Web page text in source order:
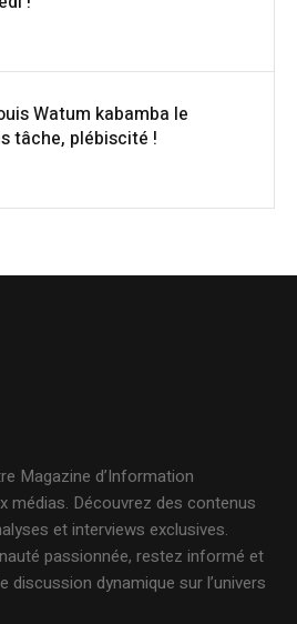
Watum kabamba le
tâche, plébiscité !
Magazine d’Information
médias. Découvrez des contenus
et interviews exclusives.
passionnée, restez informé et
discussion dynamique sur l’univers